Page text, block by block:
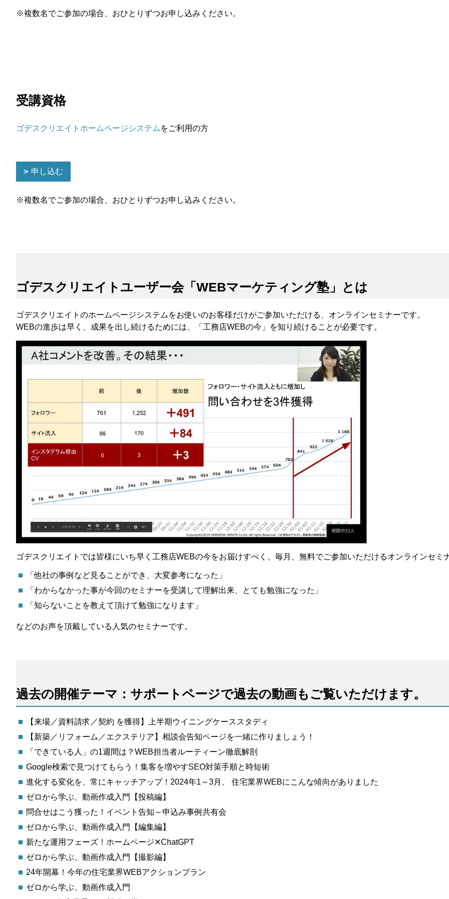
※複数名でご参加の場合、おひとりずつお申し込みください。
受講資格
ゴデスクリエイトホームページシステム をご利用の方
申し込む
※複数名でご参加の場合、おひとりずつお申し込みください。
ゴデスクリエイトユーザー会「WEBマーケティング塾」とは
ゴデスクリエイトのホームページシステムをお使いのお客様だけがご参加いただける、オンラインセミナーです。
WEBの進歩は早く、成果を出し続けるためには、「工務店WEBの今」を知り続けることが必要です。
ゴデスクリエイトでは皆様にいち早く工務店WEBの今をお届けすべく、毎月、無料でご参加いただけるオンラインセミ
「他社の事例など見ることができ、大変参考になった」
「わからなかった事が今回のセミナーを受講して理解出来、とても勉強になった」
「知らないことを教えて頂けて勉強になります」
などのお声を頂戴している人気のセミナーです。
過去の開催テーマ：サポートページで過去の動画もご覧いただけます。
【来場／資料請求／契約 を獲得】上半期ウイニングケーススタディ
【新築／リフォーム／エクステリア】相談会告知ページを一緒に作りましょう！
「できている人」の1週間は？WEB担当者ルーティーン徹底解剖
Google検索で見つけてもらう！集客を増やすSEO対策手順と時短術
進化する変化を、常にキャッチアップ！2024年1～3月、 住宅業界WEBにこんな傾向がありました
ゼロから学ぶ、動画作成入門【投稿編】
問合せはこう獲った！イベント告知～申込み事例共有会
ゼロから学ぶ、動画作成入門【編集編】
新たな運用フェーズ！ホームページ✕ChatGPT
ゼロから学ぶ、動画作成入門【撮影編】
24年開幕！今年の住宅業界WEBアクションプラン
ゼロから学ぶ、動画作成入門